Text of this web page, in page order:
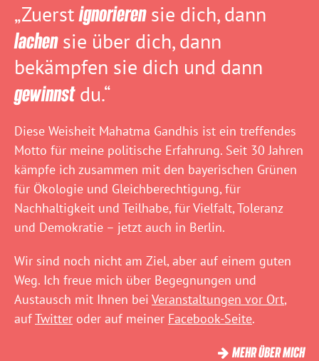
„Zuerstignorierensie dich, dann
lachensie über dich, dann
bekämpfen sie dich und dann
gewinnstdu.“
Diese Weisheit Mahatma Gandhis ist ein treffendes
Motto für meine politische Erfahrung. Seit 30 Jahren
kämpfe ich zusammen mit den bayerischen Grünen
für Ökologie und Gleichberechtigung, für
Nachhaltigkeit und Teilhabe, für Vielfalt, Toleranz
und Demokratie – jetzt auch in Berlin.
Wir sind noch nicht am Ziel, aber auf einem guten
Weg. Ich freue mich über Begegnungen und
Austausch mit Ihnen bei Veranstaltungen vor Ort,
aufTwitter oder auf meiner Facebook-Seite.
MEHR ÜBER MICH